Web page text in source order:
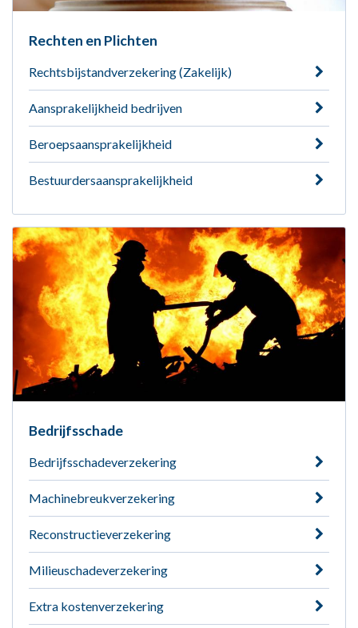
Rechten en Plichten
Rechtsbijstandverzekering (Zakelijk)
Aansprakelijkheid bedrijven
Beroepsaansprakelijkheid
Bestuurdersaansprakelijkheid
Bedrijfsschade
Bedrijfsschadeverzekering
Machinebreukverzekering
Reconstructieverzekering
Milieuschadeverzekering
Extra kostenverzekering